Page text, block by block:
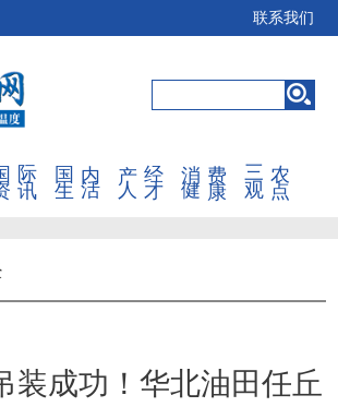
联系我们
资讯 生活 人才 健康 观点
装成功！华北油田任丘